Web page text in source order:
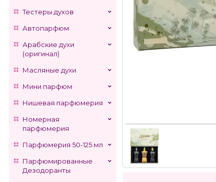
Тестеры духов
Автопарфюм
Арабские духи
(оригинал)
Масляные духи
Мини парфюм
Нишевая парфюмерия
Номерная
парфюмерия
Парфюмерия 50-125 мл
Парфюмированные
Дезодоранты